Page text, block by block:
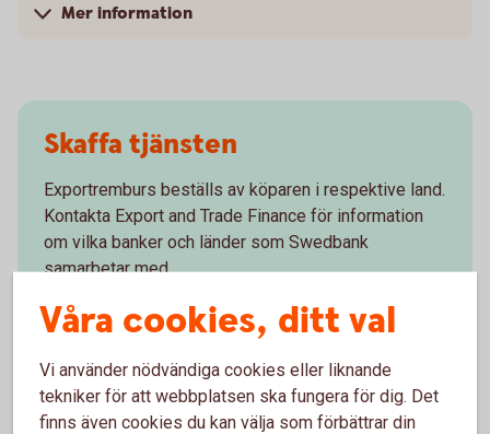
Mer information
Skaffa tjänsten
Exportremburs beställs av köparen i respektive land.
Kontakta Export and Trade Finance för information
om vilka banker och länder som Swedbank
samarbetar med.
Skaffa tjänsten – mejla Trade Finance
Våra cookies, ditt val
Vi använder nödvändiga cookies eller liknande
tekniker för att webbplatsen ska fungera för dig. Det
finns även cookies du kan välja som förbättrar din